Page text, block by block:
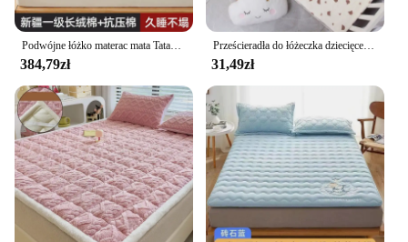
384,79zł
Prześcieradła do łóżeczka dziecięcego dla chłopców i dziewczynek 2-pak do standardowego łóżeczka i materaca dla maluchów Super miękkie prześcieradło dla niemowląt z mikrofibry
31,49zł